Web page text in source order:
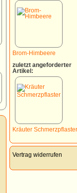
Brom-Himbeere
zuletzt angeforderter
Artikel:
Kräuter Schmerzpflaster
Vertrag widerrufen